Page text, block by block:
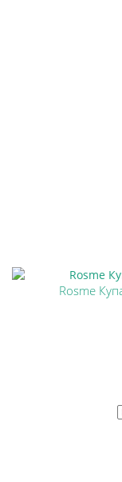
Rosme